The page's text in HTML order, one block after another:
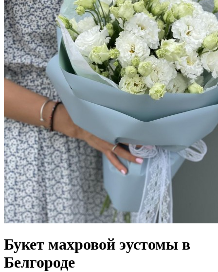
Букет махровой эустомы в
Белгороде